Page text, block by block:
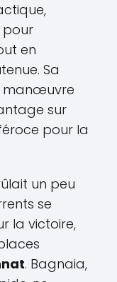
pour
en
Sa
manœuvre
sur
pour la
un peu
se
la victoire,
. Bagnaia,